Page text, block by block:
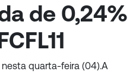
de 0,24%
nesta quarta-feira (04).A